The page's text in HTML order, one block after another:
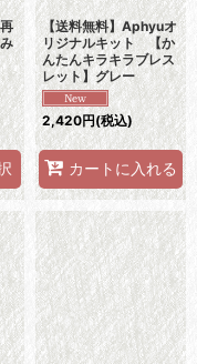
【送料無料】Aphyuオ
リジナルキット 【か
んたんキラキラブレス
レット】グレー
2,420円(税込)
カートに入れる